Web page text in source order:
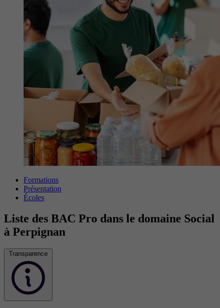
Formations
Présentation
Écoles
Liste des BAC Pro dans le domaine Social
à Perpignan
Transparence